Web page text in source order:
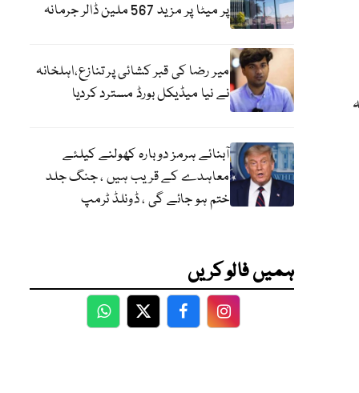
پر میٹا پر مزید 567 ملین ڈالر جرمانہ
میر رضا کی قبر کشائی پر تنازع،اہلخانہ
نے نیا میڈیکل بورڈ مسترد کردیا
آبنائے ہرمز دوبارہ کھولنے کیلئے
معاہدے کے قریب ہیں ، جنگ جلد
ختم ہو جائے گی ، ڈونلڈ ٹرمپ
ہمیں فالو کریں
WhatsApp
TwitterFacebookFacebook